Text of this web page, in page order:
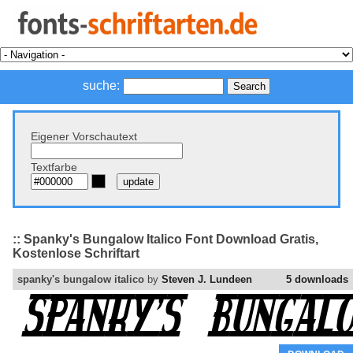
suche:
Eigener Vorschautext
Textfarbe
:: Spanky's Bungalow Italico Font Download Gratis,
Kostenlose Schriftart
5 downloads
spanky's bungalow italico by Steven J. Lundeen